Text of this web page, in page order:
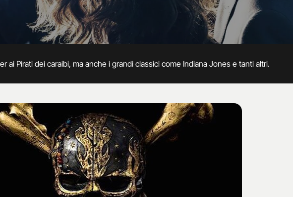
ai Pirati dei caraibi, ma anche i grandi classici come Indiana Jones e tanti altri.